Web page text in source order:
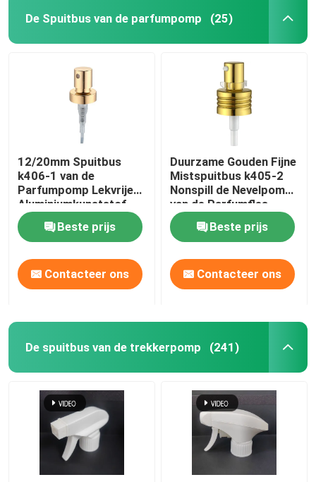
De Spuitbus van de parfumpomp (25)
12/20mm Spuitbus
k406-1 van de
Parfumpomp Lekvrije
Aluminiumkunststof
Beste prijs
Contacteer ons
Duurzame Gouden Fijne
Mistspuitbus k405-2
Nonspill de Nevelpomp
van de Parfumfles
Beste prijs
Contacteer ons
De spuitbus van de trekkerpomp (241)